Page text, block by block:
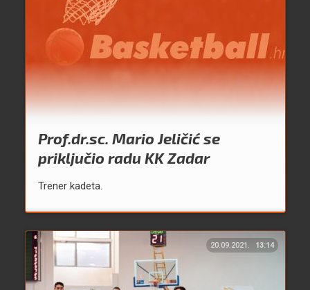
Prof.dr.sc. Mario Jeličić se
priključio radu KK Zadar
Trener kadeta.
20.09.2021. 13:14